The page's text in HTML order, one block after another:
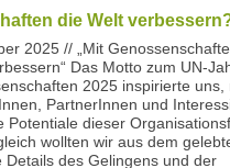
die Welt
2025 // „Mit
Das Motto zum UN-
2025 inspirierte uns,
PartnerInnen und
Potentiale dieser
wollten wir aus dem
Details des Gelingens und der